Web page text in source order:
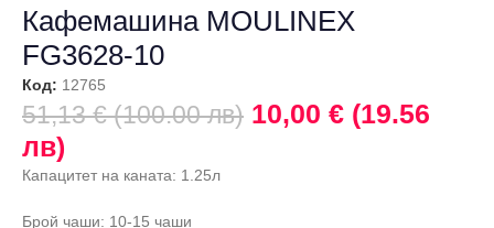
Кафемашина MOULINEX
FG3628-10
Код: 12765
51,13 € (100.00 лв) 10,00 € (19.56
лв)
Капацитет на каната: 1.25л
Брой чаши: 10-15 чаши